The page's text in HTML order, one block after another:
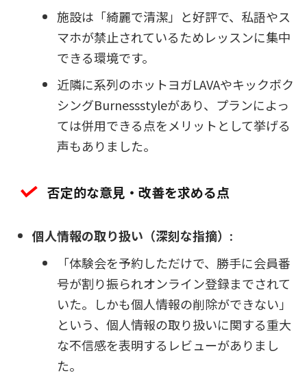
施設は「綺麗で清潔」と好評で、私語やス
マホが禁止されているためレッスンに集中
できる環境です。
近隣に系列のホットヨガLAVAやキックボク
シングBurnessstyleがあり、プランによっ
ては併用できる点をメリットとして挙げる
声もありました。
否定的な意見・改善を求める点
個人情報の取り扱い（深刻な指摘）:
「体験会を予約しただけで、勝手に会員番
号が割り振られオンライン登録までされて
いた。しかも個人情報の削除ができない」
という、個人情報の取り扱いに関する重大
な不信感を表明するレビューがありまし
た。